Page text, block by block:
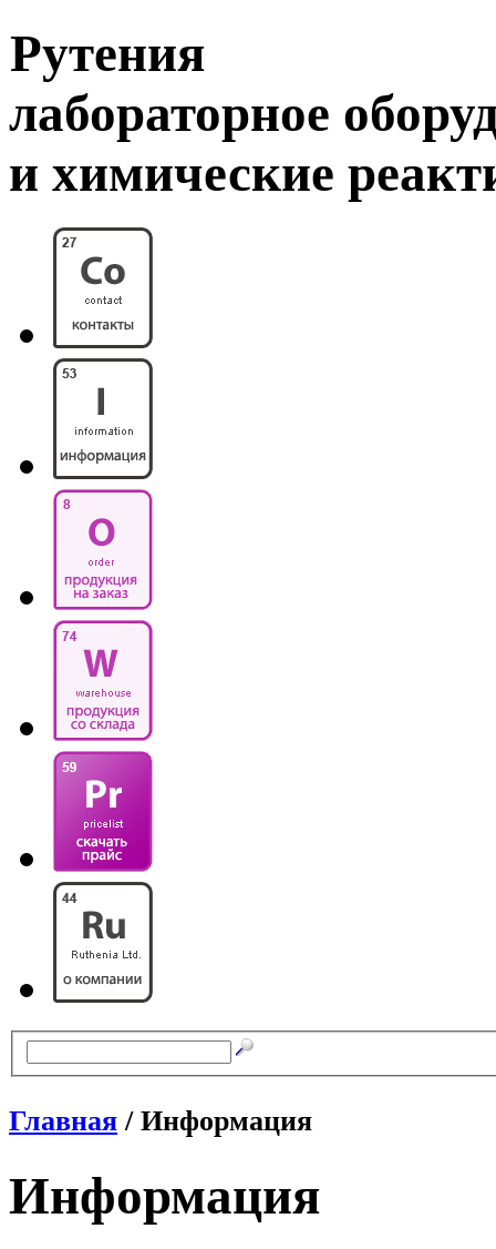
Рутения
лабораторное
и химические
Главная / Информация
Информация